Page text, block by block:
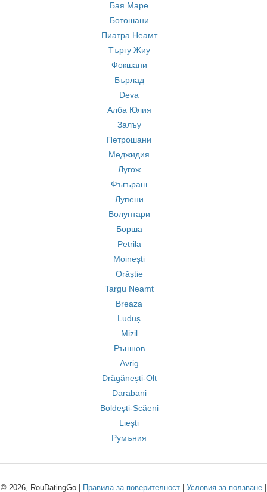
Бая Маре
Ботошани
Пиатра Неамт
Търгу Жиу
Фокшани
Бърлад
Deva
Алба Юлия
Залъу
Петрошани
Меджидия
Лугож
Фъгъраш
Лупени
Волунтари
Борша
Petrila
Moinești
Orăștie
Targu Neamt
Breaza
Luduș
Mizil
Ръшнов
Avrig
Drăgănești-Olt
Darabani
Boldești-Scăeni
Liești
Румъния
© 2026, RouDatingGo | Правила за поверителност Условия за ползване